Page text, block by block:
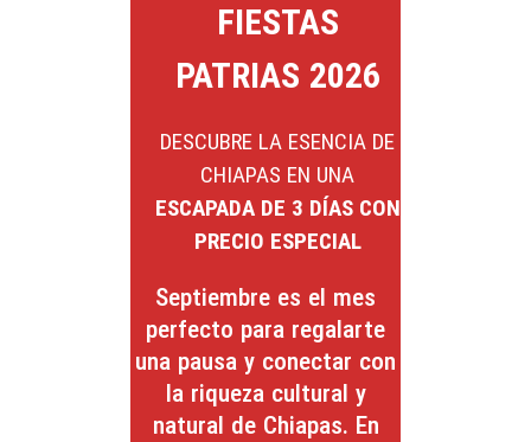
FIESTAS
PATRIAS 2026
DESCUBRE LA ESENCIA DE
CHIAPAS EN UNA
ESCAPADA DE 3 DÍAS CON
PRECIO ESPECIAL
Septiembre es el mes
perfecto para regalarte
una pausa y conectar con
la riqueza cultural y
natural de Chiapas. En